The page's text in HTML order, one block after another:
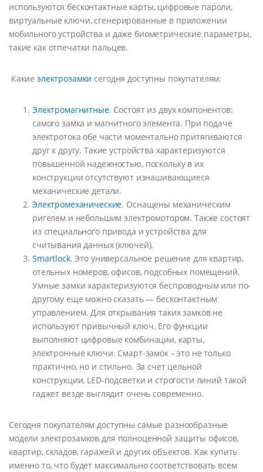
используются бесконтактные карты, цифровые пароли,
виртуальные ключи, сгенерированные в приложении
мобильного устройства и даже биометрические параметры,
такие как отпечатки пальцев.
Какиеэлектрозамки сегодня доступны покупателям:
Электромагнитные. Состоят из двух компонентов:
самого замка и магнитного элемента. При подаче
электротока обе части моментально притягиваются
друг к другу. Такие устройства характеризуются
повышенной надежностью, поскольку в их
конструкции отсутствуют изнашивающиеся
механические детали.
Электромеханические. Оснащены механическим
ригелем и небольшим электромотором. Также состоят
из специального привода и устройства для
считывания данных (ключей).
Smartlock. Это универсальное решение для квартир,
отельных номеров, офисов, подсобных помещений.
Умные замки характеризуются беспроводным или по-
другому еще можно сказать — бесконтактным
управлением. Для открывания таких замков не
используют привычный ключ. Его функции
выполняют цифровые комбинации, карты,
электронные ключи. Смарт-замок – это не только
практично, но и стильно. За счет цельной
конструкции, LED-подсветки и строгости линий такой
гаджет везде выглядит очень современно.
Сегодня покупателям доступны самые разнообразные
модели электрозамков для полноценной защиты офисов,
квартир, складов, гаражей и других объектов. Как купить
именно то, что будет максимально соответствовать всем